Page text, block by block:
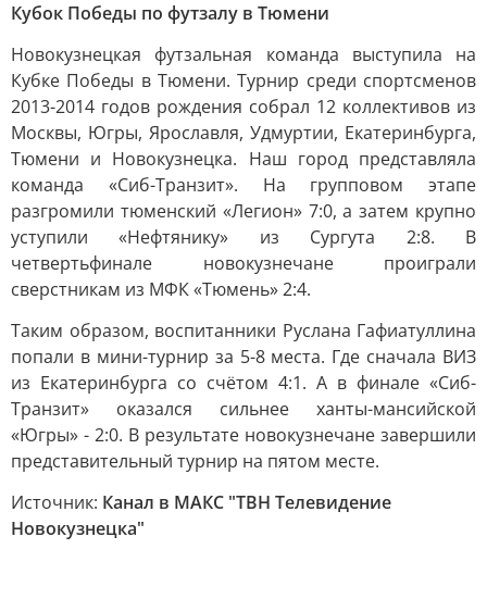
Кубок Победы по футзалу в Тюмени
Новокузнецкая футзальная команда выступила на
Кубке Победы в Тюмени. Турнир среди спортсменов
2013-2014 годов рождения собрал 12 коллективов из
Москвы, Югры, Ярославля, Удмуртии, Екатеринбурга,
Тюмени и Новокузнецка. Наш город представляла
команда «Сиб-Транзит». На групповом этапе
разгромили тюменский «Легион» 7:0, а затем крупно
уступили «Нефтянику» из Сургута 2:8. В
четвертьфинале новокузнечане проиграли
сверстникам из МФК «Тюмень» 2:4.
Таким образом, воспитанники Руслана Гафиатуллина
попали в мини-турнир за 5-8 места. Где сначала ВИЗ
из Екатеринбурга со счётом 4:1. А в финале «Сиб-
Транзит» оказался сильнее ханты-мансийской
«Югры» - 2:0. В результате новокузнечане завершили
представительный турнир на пятом месте.
Источник: Канал в МАКС "ТВН Телевидение
Новокузнецка"